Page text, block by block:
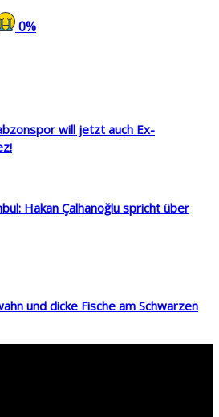
0%
will jetzt auch Ex-
Hakan Çalhanoğlu spricht über
und dicke Fische am Schwarzen